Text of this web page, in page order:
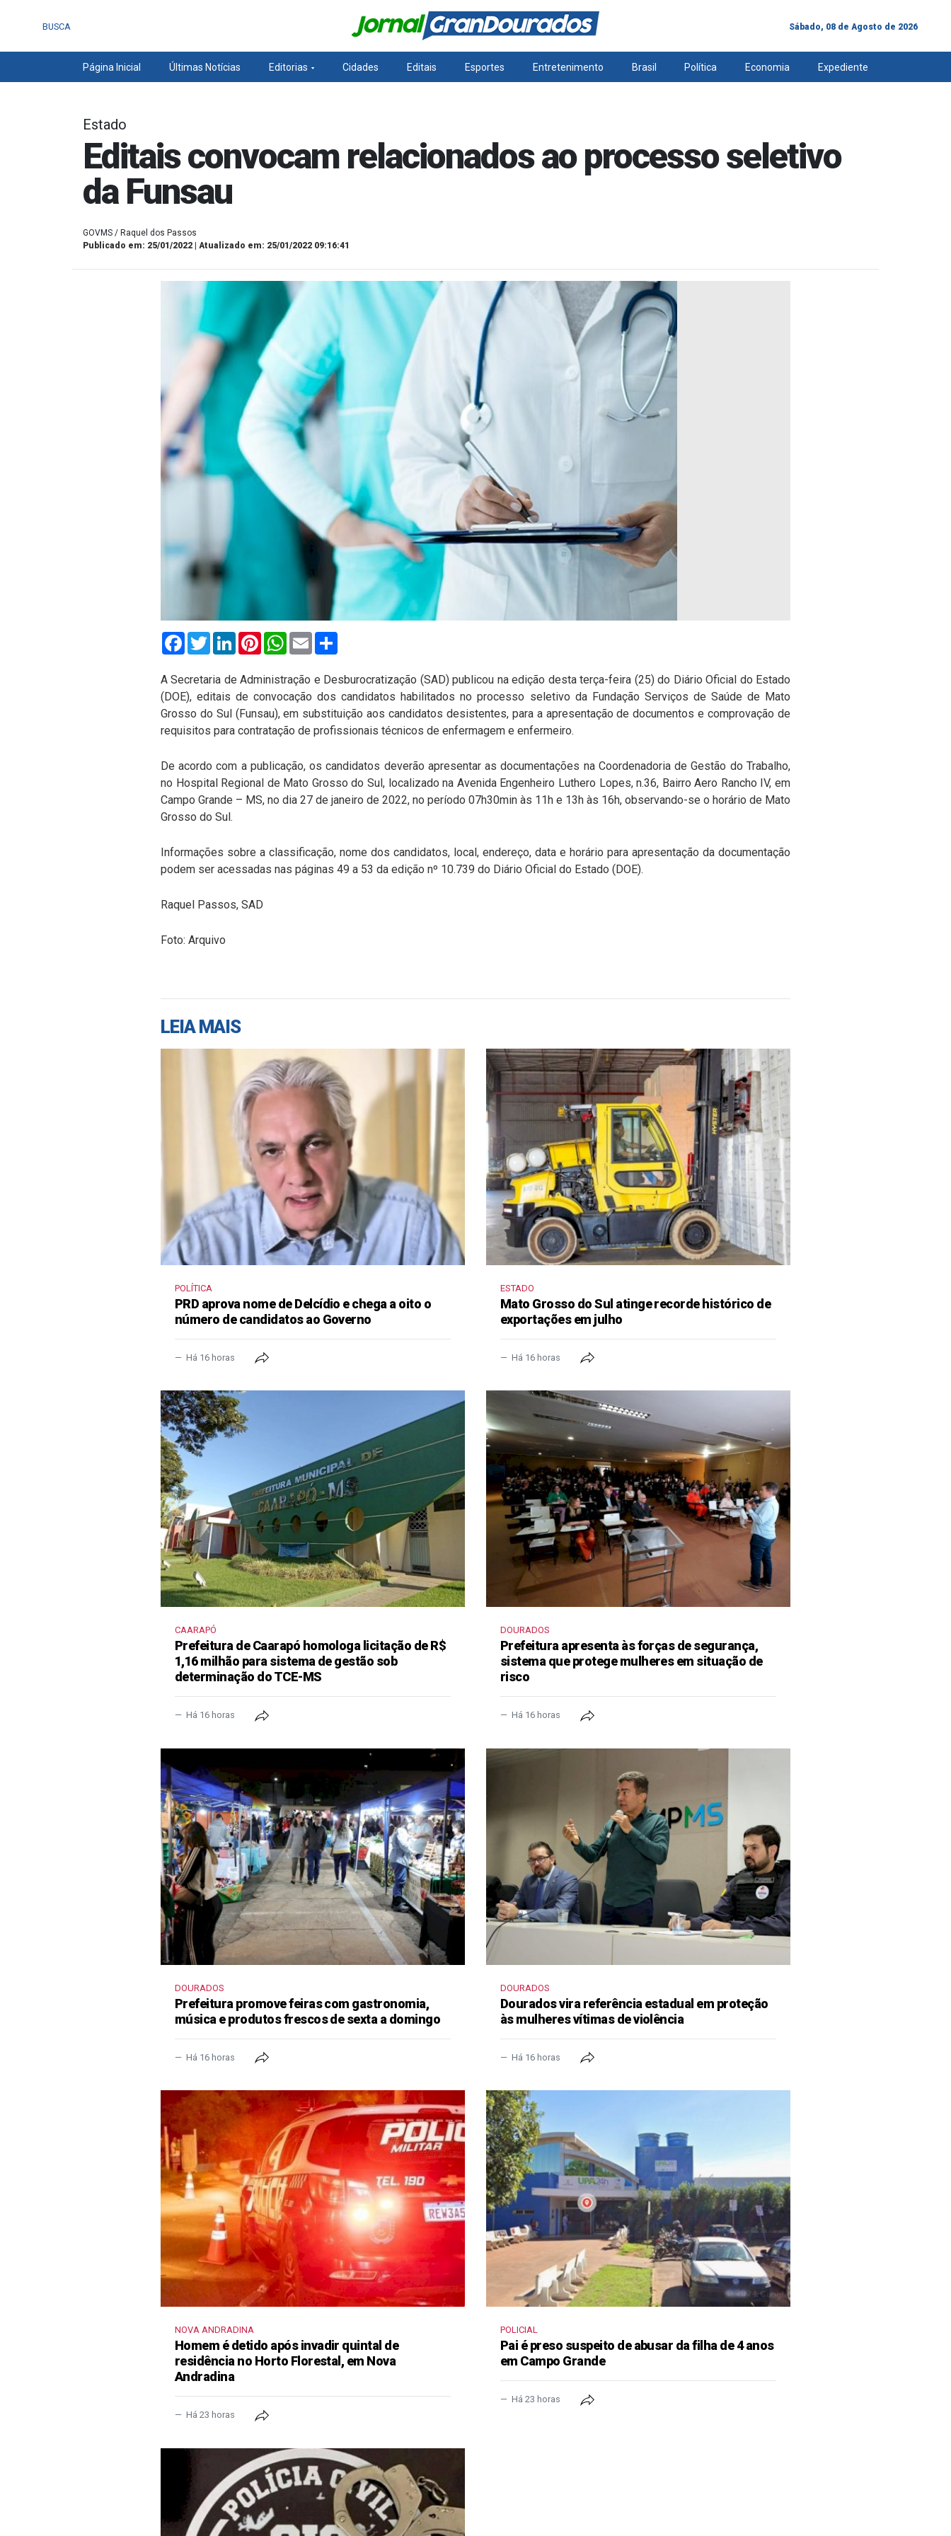
BUSCA Sábado, 08 de Agosto de 2026
Página Inicial Últimas Notícias Editorias Cidades Editais Esportes Entretenimento Brasil Política Economia Expediente
Estado
Editais convocam relacionados ao processo seletivo
da Funsau
GOVMS / Raquel dos Passos
Publicado em: 25/01/2022 | Atualizado em: 25/01/2022 09:16:41
FacebookTwitterLinkedInPinterestWhatsApp
Email
A Secretaria de Administração e Desburocratização (SAD) publicou na edição desta terça-feira (25) do Diário Oficial do Estado
(DOE), editais de convocação dos candidatos habilitados no processo seletivo da Fundação Serviços de Saúde de Mato
Grosso do Sul (Funsau), em substituição aos candidatos desistentes, para a apresentação de documentos e comprovação de
requisitos para contratação de profissionais técnicos de enfermagem e enfermeiro.
De acordo com a publicação, os candidatos deverão apresentar as documentações na Coordenadoria de Gestão do Trabalho,
no Hospital Regional de Mato Grosso do Sul, localizado na Avenida Engenheiro Luthero Lopes, n.36, Bairro Aero Rancho IV, em
Campo Grande – MS, no dia 27 de janeiro de 2022, no período 07h30min às 11h e 13h às 16h, observando-se o horário de Mato
Grosso do Sul.
Informações sobre a classificação, nome dos candidatos, local, endereço, data e horário para apresentação da documentação
podem ser acessadas nas páginas 49 a 53 da edição nº 10.739 do Diário Oficial do Estado (DOE).
Raquel Passos, SAD
Foto: Arquivo
LEIA MAIS
POLÍTICA
PRD aprova nome de Delcídio e chega a oito o
número de candidatos ao Governo
Há 16 horas
ESTADO
Mato Grosso do Sul atinge recorde histórico de
exportações em julho
Há 16 horas
CAARAPÓ
Prefeitura de Caarapó homologa licitação de R$
1,16 milhão para sistema de gestão sob
determinação do TCE-MS
Há 16 horas
DOURADOS
Prefeitura apresenta às forças de segurança,
sistema que protege mulheres em situação de
risco
Há 16 horas
DOURADOS
Prefeitura promove feiras com gastronomia,
música e produtos frescos de sexta a domingo
Há 16 horas
DOURADOS
Dourados vira referência estadual em proteção
às mulheres vítimas de violência
Há 16 horas
NOVA ANDRADINA
Homem é detido após invadir quintal de
residência no Horto Florestal, em Nova
Andradina
Há 23 horas
POLICIAL
Pai é preso suspeito de abusar da filha de 4 anos
em Campo Grande
Há 23 horas